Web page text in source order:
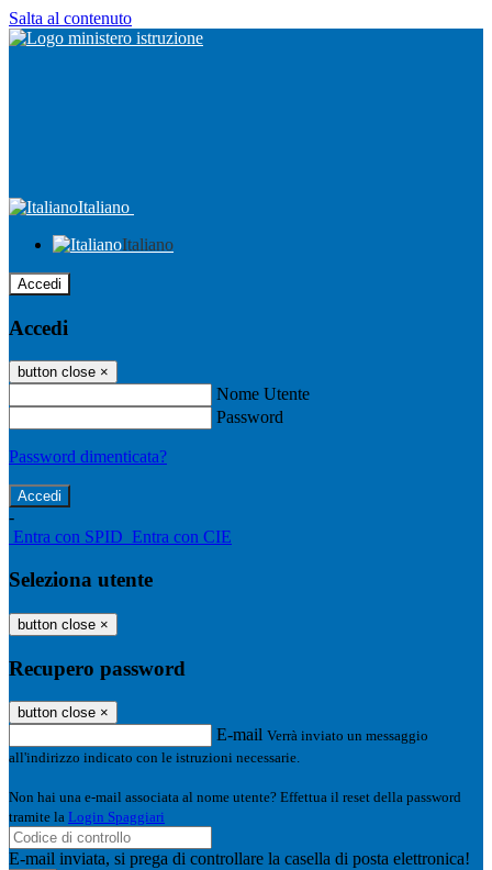
Salta al contenuto
Italiano
Italiano
Accedi
Accedi
button close ×
Nome Utente
Password
Password dimenticata?
-
Entra con SPID Entra con CIE
Seleziona utente
button close ×
Recupero password
button close ×
E-mail Verrà inviato un messaggio
all'indirizzo indicato con le istruzioni necessarie.
Non hai una e-mail associata al nome utente? Effettua il reset della password
tramite la Login Spaggiari
E-mail inviata, si prega di controllare la casella di posta elettronica!